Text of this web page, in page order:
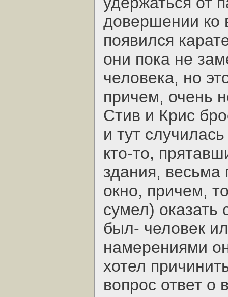
довершении ко
появился
они пока не
человека, но
причем, очень
Стив и Крис
и тут
кто-то,
здания,
окно, причем,
сумел) оказать
был- человек
намерениями
хотел
вопрос ответ о